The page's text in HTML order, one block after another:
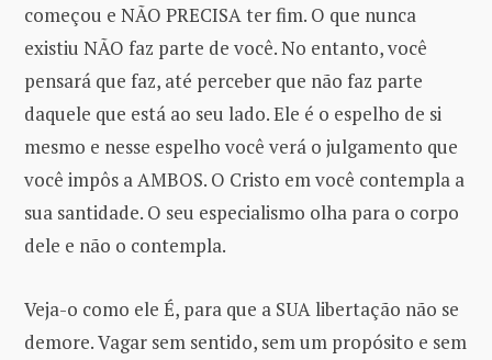
começou e NÃO PRECISA ter fim. O que nunca
existiu NÃO faz parte de você. No entanto, você
pensará que faz, até perceber que não faz parte
daquele que está ao seu lado. Ele é o espelho de si
mesmo e nesse espelho você verá o julgamento que
você impôs a AMBOS. O Cristo em você contempla a
sua santidade. O seu especialismo olha para o corpo
dele e não o contempla.
Veja-o como ele É, para que a SUA libertação não se
demore. Vagar sem sentido, sem um propósito e sem